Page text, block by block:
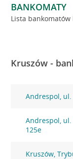
BANKOMATY
Lista
Kruszów -
Andrespol, ul.
Andrespol, ul.
125e
Kruszów,